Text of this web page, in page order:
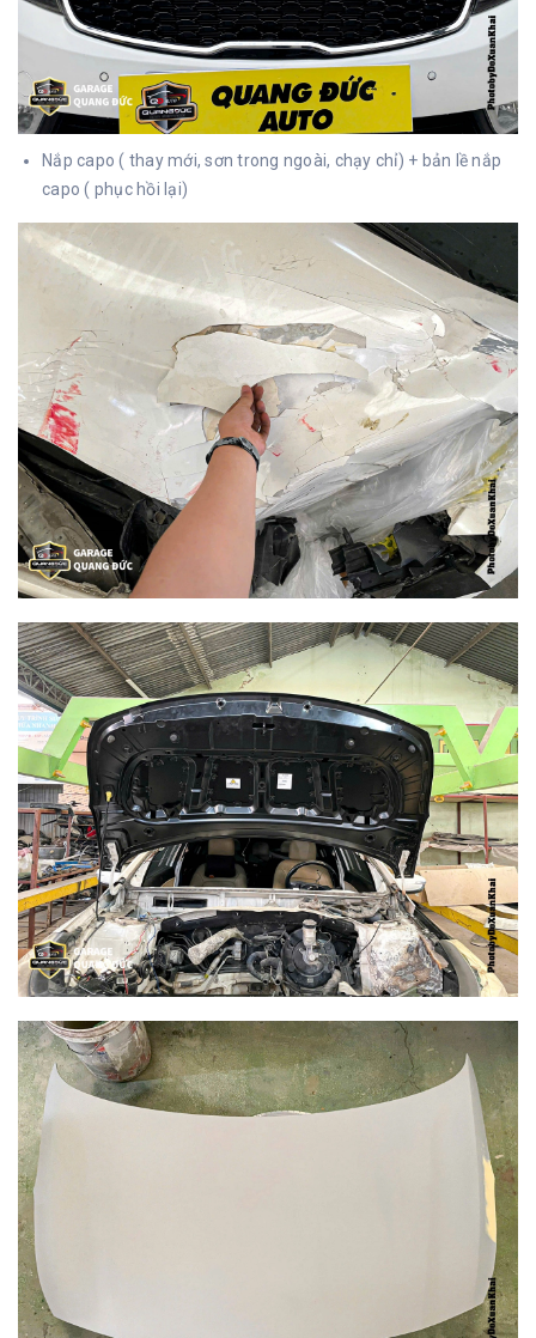
Nắp capo ( thay mới, sơn trong ngoài, chạy chỉ) + bản lề nắp
capo ( phục hồi lại)